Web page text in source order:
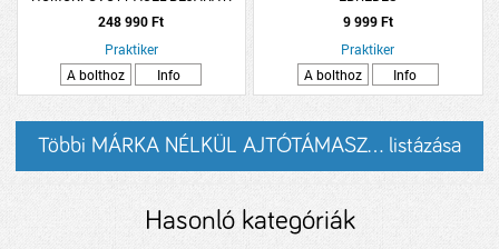
KÜLTÉRI AJTÓ, JOBBOS FEHÉR
SZÍNBEN
248 990 Ft
Praktiker
A bolthoz
Info
9 999 Ft
Praktiker
A bolthoz
Info
Többi MÁRKA NÉLKÜL AJTÓTÁMASZ... listázása
Hasonló kategóriák